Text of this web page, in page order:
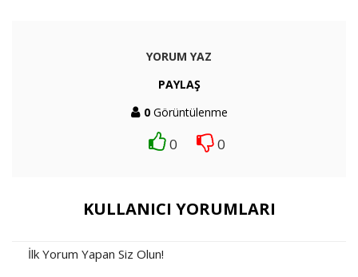
YORUM YAZ
PAYLAŞ
0Görüntülenme
0 0
KULLANICI YORUMLARI
İlk Yorum Yapan Siz Olun!